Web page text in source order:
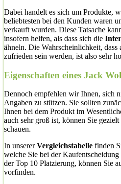
Dabei handelt es sich um Produkte,
beliebtesten bei den Kunden waren
verkauft wurden. Diese Tatsache
insofern helfen, als dass sich die
ähneln. Die Wahrscheinlichkeit, dass
zufrieden sein werden, ist also sehr
Eigenschaften eines Jack
Dennoch empfehlen wir Ihnen, sich
Angaben zu stützen. Sie sollten
Ihnen bei dem Produkt im
auch sehr groß ist, können Sie
schauen.
In unsererVergleichstabelle finden
welche Sie bei der
der Top 10 Platzierung, können Sie
vorfinden.